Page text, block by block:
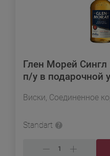
Глен Морей
п/у в подарочной
Виски, Соединенное
Standart